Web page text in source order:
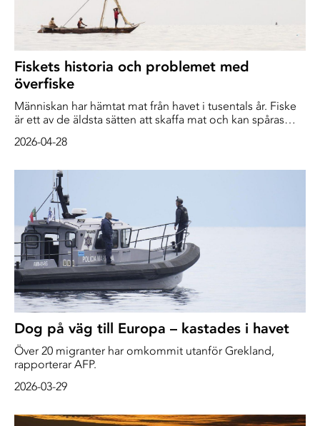
Fiskets historia och problemet med
överfiske
Människan har hämtat mat från havet i tusentals år. Fiske
är ett av de äldsta sätten att skaffa mat och kan spåras
den tiden använde människor enkla redskap som spjut,
av människans äldsta uppfinningar och ser fortfarande
ungefär likadan ut som den gjorde på stenåldern.
2026-04-28
Dog på väg till Europa – kastades i havet
Över 20 migranter har omkommit utanför Grekland,
rapporterar AFP.
2026-03-29